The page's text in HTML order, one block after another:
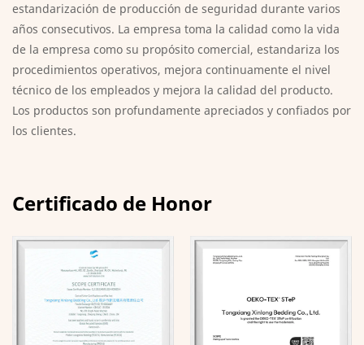
estandarización de producción de seguridad durante varios
años consecutivos. La empresa toma la calidad como la vida
de la empresa como su propósito comercial, estandariza los
procedimientos operativos, mejora continuamente el nivel
técnico de los empleados y mejora la calidad del producto.
Los productos son profundamente apreciados y confiados por
los clientes.
Certificado de Honor